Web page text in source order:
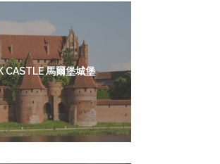
CASTLE 馬爾堡城堡